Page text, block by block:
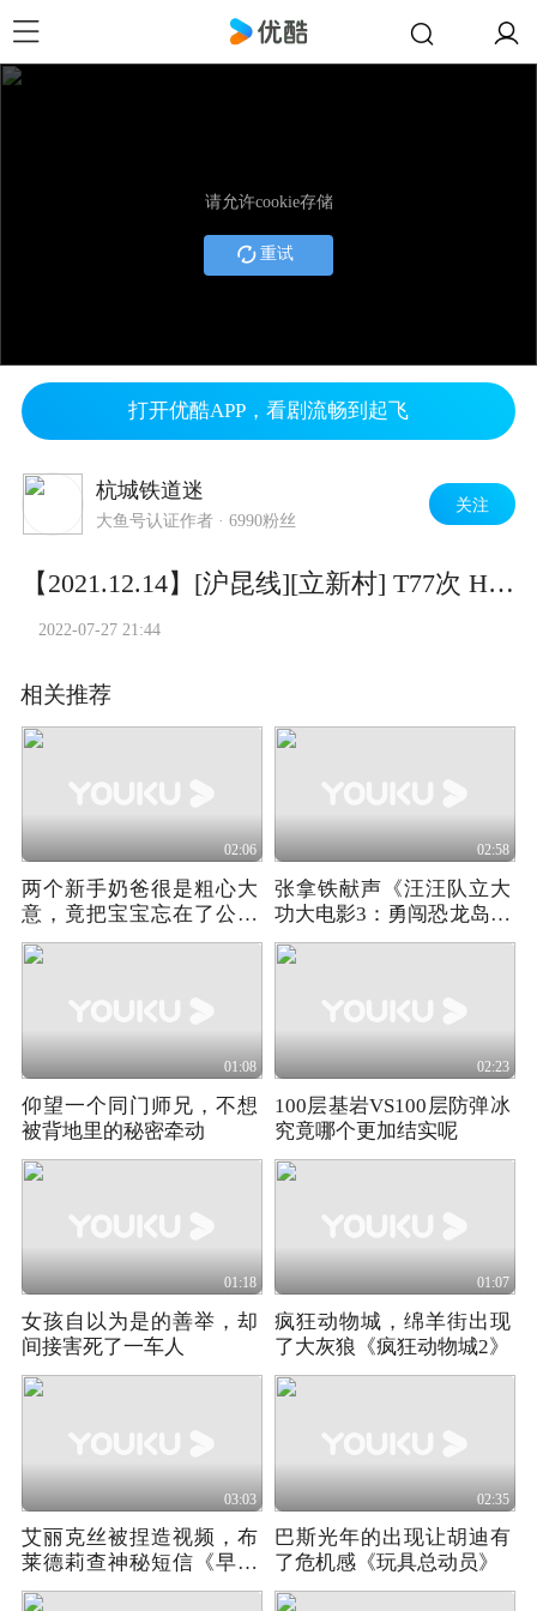
请允许cookie存储
重试
打开优酷APP，看剧流畅到起飞
杭城铁道迷
大鱼号认证作者 ·6990粉丝
关注
【2021.12.14】[沪昆线][立新村] T77次 HXD1D0550
2022-07-27 21:44
相关推荐
02:06
两个新手奶爸很是粗心大
意，竟把宝宝忘在了公交
车上
02:58
张拿铁献声《汪汪队立大
功大电影3：勇闯恐龙岛》
全国32城限时超前点映中
01:08
仰望一个同门师兄，不想
被背地里的秘密牵动
02:23
100层基岩VS100层防弹冰
究竟哪个更加结实呢
01:18
女孩自以为是的善举，却
间接害死了一车人
01:07
疯狂动物城，绵羊街出现
了大灰狼《疯狂动物城2》
03:03
艾丽克丝被捏造视频，布
莱德莉查神秘短信《早间
新闻》第四季02
02:35
巴斯光年的出现让胡迪有
了危机感《玩具总动员》